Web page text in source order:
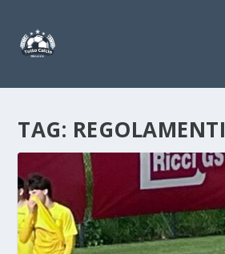
TAG: REGOLAMENTI